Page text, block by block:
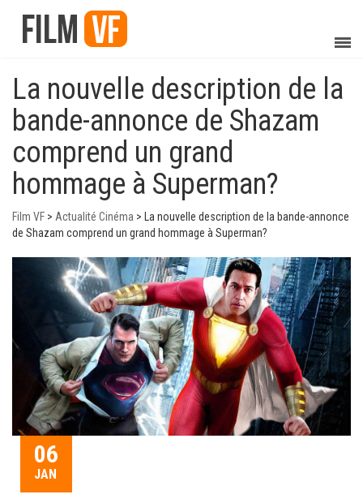
La nouvelle description de la
bande-annonce de Shazam
comprend un grand
hommage à Superman?
Film VF > Actualité Cinéma >
La nouvelle description de la bande-annonce
de Shazam comprend un grand hommage à Superman?
06
JAN